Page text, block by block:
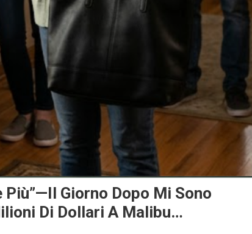
Più”—Il Giorno Dopo Mi Sono
Di Dollari A Malibu…